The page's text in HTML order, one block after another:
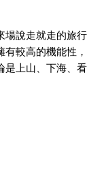
場說走就走的旅行
較高的機能性，
是上山、下海、看